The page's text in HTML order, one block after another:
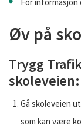
Øv på
Trygg
skoleveien:
Gå skoleveien
som kan være